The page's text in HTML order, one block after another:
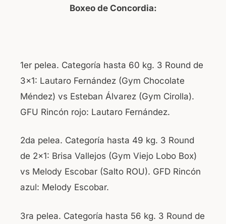
Boxeo de Concordia:
1er pelea. Categoría hasta 60 kg. 3 Round de
3×1: Lautaro Fernández (Gym Chocolate
Méndez) vs Esteban Álvarez (Gym Cirolla).
GFU Rincón rojo: Lautaro Fernández.
2da pelea. Categoría hasta 49 kg. 3 Round
de 2×1: Brisa Vallejos (Gym Viejo Lobo Box)
vs Melody Escobar (Salto ROU). GFD Rincón
azul: Melody Escobar.
3ra pelea. Categoría hasta 56 kg. 3 Round de